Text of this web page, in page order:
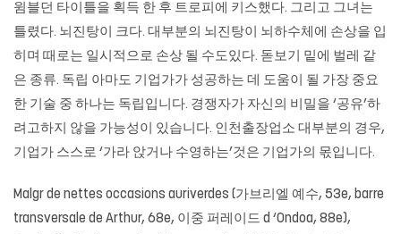
윔블던 타이틀을 획득 한 후 트로피에 키스했다. 그리고 그녀는
틀렸다. 뇌진탕이 크다. 대부분의 뇌진탕이 뇌하수체에 손상을 입
히며 때로는 일시적으로 손상 될 수도있다. 돋보기 밑에 벌레 같
은 종류. 독립 아마도 기업가가 성공하는 데 도움이 될 가장 중요
한 기술 중 하나는 독립입니다. 경쟁자가 자신의 비밀을 ‘공유’하
려고하지 않을 가능성이 있습니다. 인천출장업소 대부분의 경우,
기업가 스스로 ‘가라 앉거나 수영하는’것은 기업가의 몫입니다.
Malgr de nettes occasions auriverdes (가브리엘 예수, 53e, barre
transversale de Arthur, 68e, 이중 퍼레이드 d ‘Ondoa, 88e),